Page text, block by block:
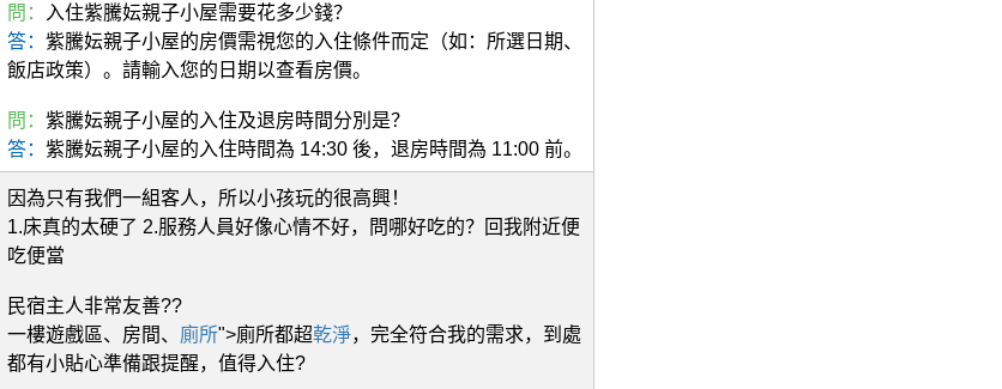
問：
入住紫騰妘親子小屋需要花多少錢？
答： 紫騰妘親子小屋的房價需視您的入住條件而定（如：所選日期、
飯店政策）。請輸入您的日期以查看房價。
問： 紫騰妘親子小屋的入住及退房時間分別是？
答： 紫騰妘親子小屋的入住時間為 14:30 後，退房時間為 11:00 前。
因為只有我們一組客人，所以小孩玩的很高興！
1.床真的太硬了 2.服務人員好像心情不好，問哪好吃的？回我附近便
吃便當
民宿主人非常友善??
一樓遊戲區、房間、 廁所">廁所都超乾淨，完全符合我的需求，到處
都有小貼心準備跟提醒，值得入住?